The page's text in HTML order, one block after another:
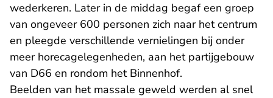
wederkeren. Later in de middag begaf een groep
van ongeveer 600 personen zich naar het centrum
en pleegde verschillende vernielingen bij onder
meer horecagelegenheden, aan het partijgebouw
van D66 en rondom het Binnenhof.
Beelden van het massale geweld werden al snel